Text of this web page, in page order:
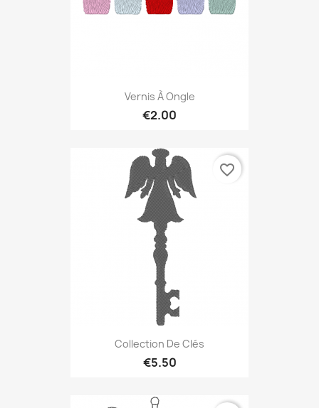
Vernis À Ongle
€2.00
Collection De Clés
€5.50
favorite_border